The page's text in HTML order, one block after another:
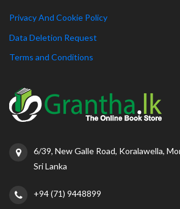
Privacy And Cookie Policy
Data Deletion Request
Terms and Conditions
6/39, New Galle Road, Koralawella,
Sri Lanka
+94 (71) 9448899